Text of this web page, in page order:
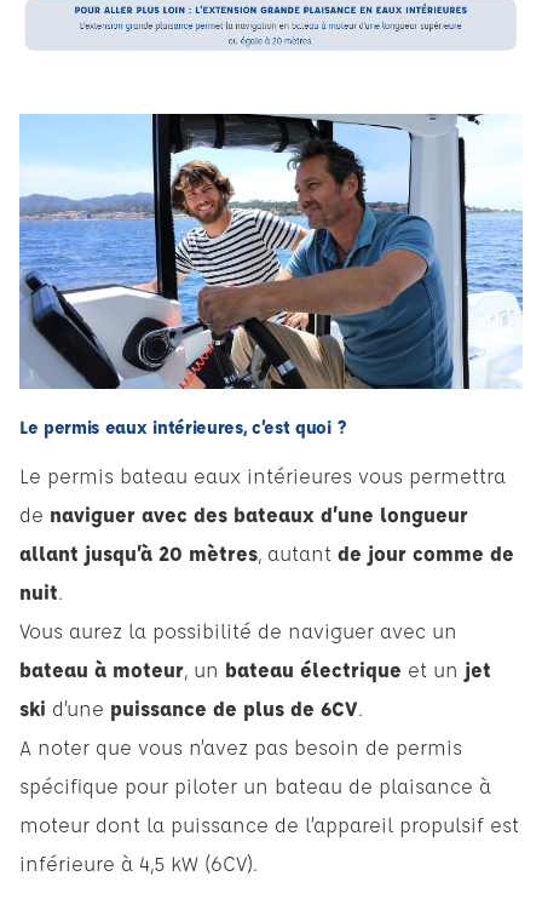
Le permis eaux intérieures, c’est quoi ?
Le permis bateau eaux intérieures vous permettra
de naviguer avec des bateaux d’une longueur
allant jusqu’à 20 mètres, autant de jour comme de
nuit.
Vous aurez la possibilité de naviguer avec un
bateau à moteur, un bateau électrique et un jet
ski d’une puissance de plus de 6CV.
A noter que vous n’avez pas besoin de permis
spécifique pour piloter un bateau de plaisance à
moteur dont la puissance de l’appareil propulsif est
inférieure à 4,5 kW (6CV).